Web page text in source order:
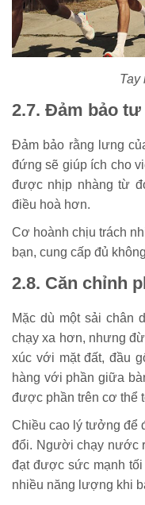
Tay
2.7. Đảm bảo
Đảm bảo rằng lưng
đứng sẽ giúp ích cho
được nhịp nhàng từ
điều hoà hơn.
Cơ hoành chịu trách
bạn, cung cấp đủ
2.8. Căn chỉnh
Mặc dù một sải chân
chạy xa hơn, nhưng
xúc với mặt đất, đầu
hàng với phần giữa
được phần trên cơ thể
Chiều cao lý tưởng để
đổi. Người chạy nước
đạt được sức mạnh
nhiều năng lượng khi